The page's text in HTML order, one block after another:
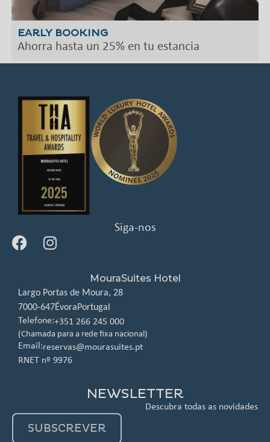
EARLY BOOKING
Ahorra hasta un 25% en tu estancia
Siga-nos
MouraSuites Hotel
Largo Portas de Moura, 28
7000-647ÉvoraPortugal
Telefone:+351 266 245 000
(Chamada para a rede fixa nacional)
Email:reservas@mourasuites.pt
RNET nº 9976
NEWSLETTER
Descubra todas as novidades
SUBSCREVER